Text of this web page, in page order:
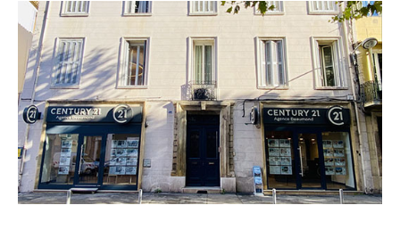
CENTURY 21 Agence Beaumond
49 rue de la République BP 57
AUBAGNE - 13400
Envoyer un message
Téléphoner à l'agence